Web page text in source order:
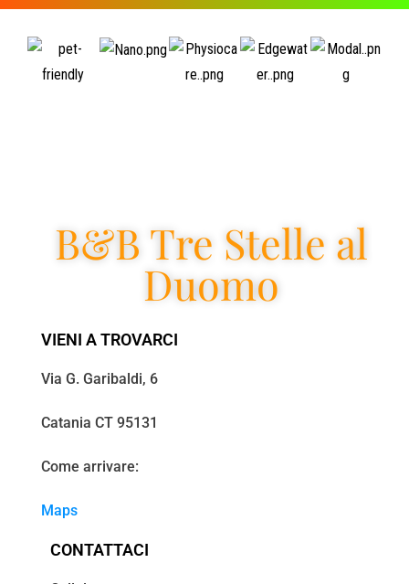
B&B Tre Stelle al
Duomo
VIENI A TROVARCI
Via G. Garibaldi, 6
Catania CT 95131
Come arrivare:
Maps
CONTATTACI